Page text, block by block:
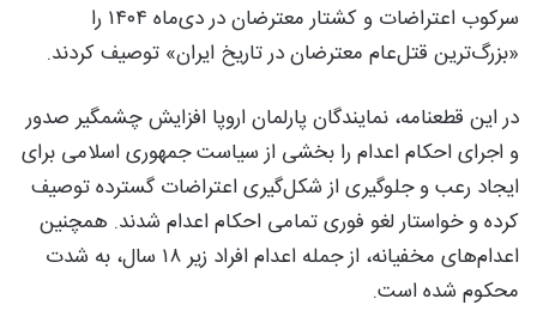
سرکوب اعتراضات و کشتار معترضان در دی‌ماه ۱۴۰۴ را
«بزرگ‌ترین قتل‌عام معترضان در تاریخ ایران» توصیف کردند.
در این قطعنامه، نمایندگان پارلمان اروپا افزایش چشمگیر صدور
و اجرای احکام اعدام را بخشی از سیاست جمهوری اسلامی برای
ایجاد رعب و جلوگیری از شکل‌گیری اعتراضات گسترده توصیف
کرده و خواستار لغو فوری تمامی احکام اعدام شدند. همچنین
اعدام‌های مخفیانه، از جمله اعدام افراد زیر ۱۸ سال، به شدت
محکوم شده است.